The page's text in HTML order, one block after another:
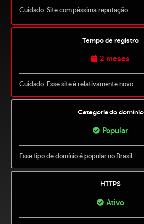
Cuidado. Site com péssima reputação.
Tempo de registro
2 meses
Cuidado. Esse site é relativamente novo.
Categoria do domínio
Popular
Esse tipo de domínio é popular no Brasil
HTTPS
Ativo